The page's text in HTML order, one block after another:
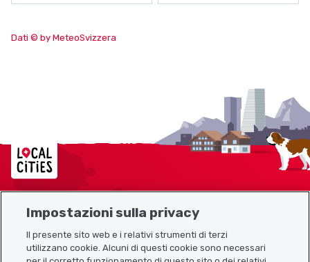
Dati © by MeteoSvizzera
Localcities
Impostazioni sulla privacy
Il presente sito web e i relativi strumenti di terzi
utilizzano cookie. Alcuni di questi cookie sono necessari